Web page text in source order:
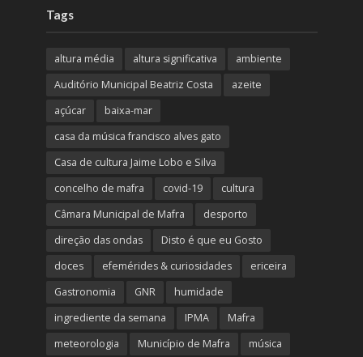
Tags
altura média altura significativa
ambiente
Auditório Municipal Beatriz Costa
azeite
açúcar
baixa-mar
casa da música francisco alves gato
Casa de cultura Jaime Lobo e Silva
concelho de mafra
covid-19
cultura
Câmara Municipal de Mafra
desporto
direção das ondas
Disto é que eu Gosto
doces
efemérides & curiosidades
ericeira
Gastronomia
GNR
humidade
ingrediente da semana
IPMA
Mafra
meteorologia
Município de Mafra música